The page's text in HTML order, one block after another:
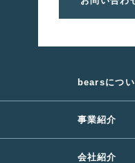
bearsにつ
事業紹介
会社紹介